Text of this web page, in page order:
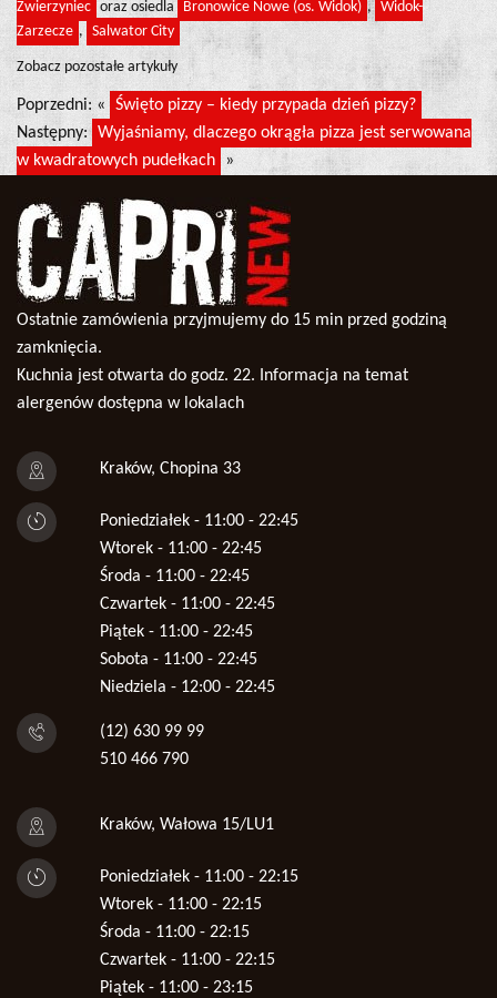
Zwierzyniec oraz osiedla Bronowice Nowe (os. Widok) , Widok-
Zarzecze , Salwator City
Zobacz pozostałe artykuły
Poprzedni: «
Święto pizzy – kiedy przypada dzień pizzy?
Następny: Wyjaśniamy, dlaczego okrągła pizza jest serwowana
w kwadratowych pudełkach
»
Ostatnie zamówienia przyjmujemy do 15 min przed godziną
zamknięcia.
Kuchnia jest otwarta do godz. 22. Informacja na temat
alergenów dostępna w lokalach
Kraków, Chopina 33
Poniedziałek - 11:00 - 22:45
Wtorek - 11:00 - 22:45
Środa - 11:00 - 22:45
Czwartek - 11:00 - 22:45
Piątek - 11:00 - 22:45
Sobota - 11:00 - 22:45
Niedziela - 12:00 - 22:45
(12) 630 99 99
510 466 790
Kraków, Wałowa 15/LU1
Poniedziałek - 11:00 - 22:15
Wtorek - 11:00 - 22:15
Środa - 11:00 - 22:15
Czwartek - 11:00 - 22:15
Piątek - 11:00 - 23:15